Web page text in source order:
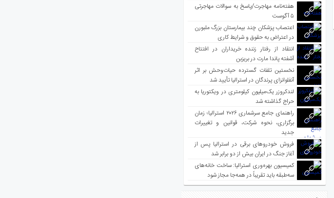
هفته‌نامه مهاجرت/پاسخ به سوالات مهاجرتی
۵ آگوست
اعتصاب پزشکان چند بیمارستان بزرگ ملبورن
در اعتراض به حقوق و شرایط کاری
انتقاد از رفتار زننده خریداران در افتتاح
آشفته پاندا مارت در بریزبن
نخستین تلفات گسترده حیات‌وحش بر اثر
آنفلوانزای پرندگان در استرالیا تأیید شد
لندکروزر یک‌میلیون کیلومتری در ویکتوریا به
حراج گذاشته شد
راهنمای جامع سرشماری ۲۰۲۶ استرالیا؛ زمان
برگزاری، نحوه شرکت، قوانین و تغییرات
جدید
فروش خودروهای برقی در استرالیا پس از
آغاز جنگ در ایران بیش از دو برابر شد
کمیسیون بهره‌وری استرالیا: ساخت خانه‌های
سه‌طبقه باید تقریباً در همه‌جا مجاز شود